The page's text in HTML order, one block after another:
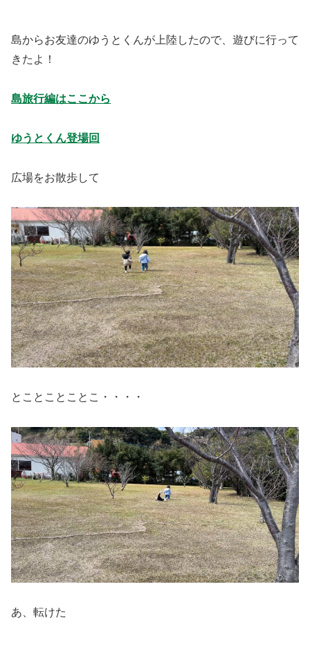
島からお友達のゆうとくんが上陸したので、遊びに行って
きたよ！
島旅行編はここから
ゆうとくん登場回
広場をお散歩して
とことことことこ・・・・
あ、転けた